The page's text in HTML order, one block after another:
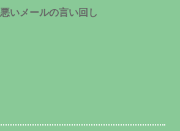
悪いメールの言い回し